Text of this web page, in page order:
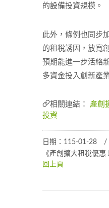
的設備投資規模。
此外，條例也同步
的租稅誘因，放寬
預期能進一步活絡
多資金投入創新產
相關連結： 產創
投資
日期：115-01-28 /
《產創擴大租稅優
回上頁